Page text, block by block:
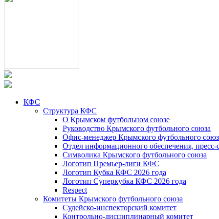
КФС
Структура КФС
О Крымском футбольном союзе
Руководство Крымского футбольного союза
Офис-менеджер Крымского футбольного
Отдел информационного обеспечения, пресс-
Символика Крымского футбольного союза
Логотип Премьер-лиги КФС
Логотип Кубка КФС 2026 года
Логотип Суперкубка КФС 2026 года
Respect
Комитеты Крымского футбольного союза
Судейско-инспекторский комитет
Контрольно-дисциплинарный комитет